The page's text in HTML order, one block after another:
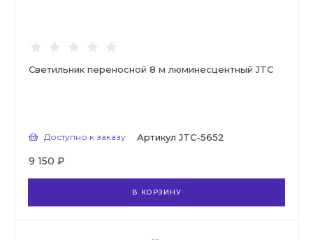
Светильник переносной 8 м люминесцентный JTC
Доступно к заказу Артикул JTC-5652
9 150 ₽
В КОРЗИНУ